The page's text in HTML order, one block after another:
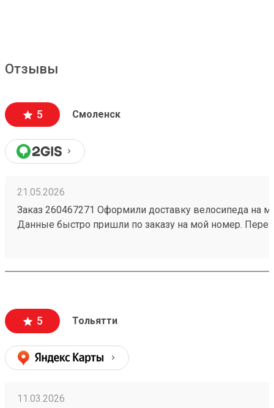
Отзывы
5 Смоленск
21.05.2026
Заказ 260467271 Оформили доставку велосипеда на
Данные быстро пришли по заказу на мой номер.
удобно. Дали приветственный промокод, не нашел
5 Тольятти
11.03.2026